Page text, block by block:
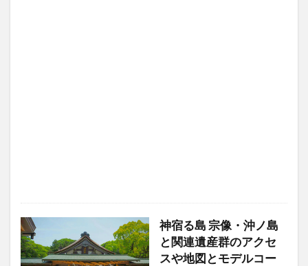
神宿る島 宗像・沖ノ島
と関連遺産群のアクセ
スや地図とモデルコー